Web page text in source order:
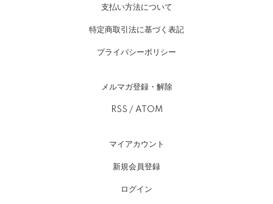
支払い方法について
特定商取引法に基づく表記
プライバシーポリシー
メルマガ登録・解除
RSS / ATOM
マイアカウント
新規会員登録
ログイン